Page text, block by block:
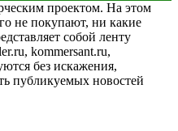
проектом. На этом
не покупают, ни какие
собой ленту
kommersant.ru,
без искажения,
публикуемых новостей